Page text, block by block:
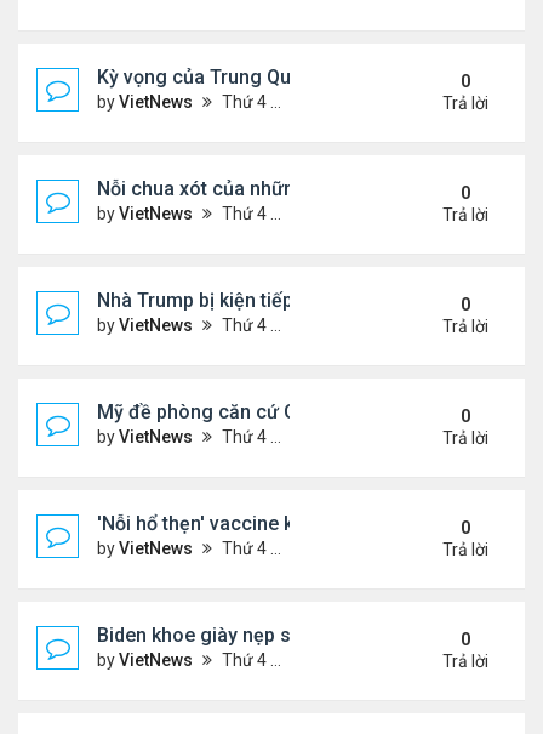
Kỳ vọng của Trung Quốc vào 'cánh cửa cơ hội'
byVietNews Thứ 4 Tháng 12 02, 2020 2:15 pm
0
Trả lời
Nỗi chua xót của những người Mỹ thất nghiệp kéo
byVietNews Thứ 4 Tháng 12 02, 2020 2:14 pm
0
Trả lời
Nhà Trump bị kiện tiếp tay cho công ty đa cấp
byVietNews Thứ 4 Tháng 12 02, 2020 2:12 pm
0
Trả lời
Mỹ đề phòng căn cứ Guam bị đánh úp
byVietNews Thứ 4 Tháng 12 02, 2020 2:07 pm
0
Trả lời
'Nỗi hổ thẹn' vaccine khiến Trump trút giận lên FDA
byVietNews Thứ 4 Tháng 12 02, 2020 2:06 pm
0
Trả lời
Biden khoe giày nẹp sau khi bị rạn xương
byVietNews Thứ 4 Tháng 12 02, 2020 2:04 pm
0
Trả lời